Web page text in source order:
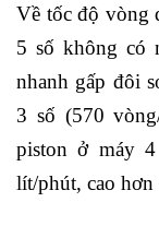
Về tốc độ vòng
5 số không có
nhanh gấp đôi
3 số (570
piston ở máy
lít/phút, cao